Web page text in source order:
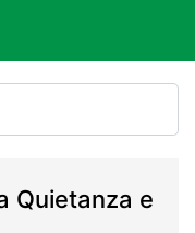
Quietanza e